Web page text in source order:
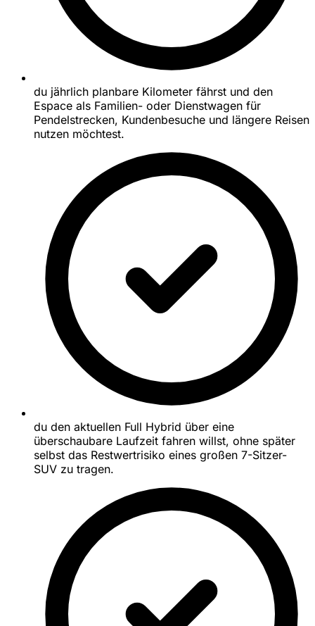
du jährlich planbare Kilometer fährst und den
Espace als Familien- oder Dienstwagen für
Pendelstrecken, Kundenbesuche und längere Reisen
nutzen möchtest.
du den aktuellen Full Hybrid über eine
überschaubare Laufzeit fahren willst, ohne später
selbst das Restwertrisiko eines großen 7-Sitzer-
SUV zu tragen.